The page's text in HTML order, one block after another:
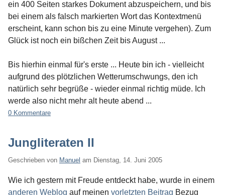
ein 400 Seiten starkes Dokument abzuspeichern, und bis
bei einem als falsch markierten Wort das Kontextmenü
erscheint, kann schon bis zu eine Minute vergehen). Zum
Glück ist noch ein bißchen Zeit bis August ...
Bis hierhin einmal für's erste ... Heute bin ich - vielleicht
aufgrund des plötzlichen Wetterumschwungs, den ich
natürlich sehr begrüße - wieder einmal richtig müde. Ich
werde also nicht mehr alt heute abend ...
0 Kommentare
Jungliteraten II
Geschrieben von Manuel am Dienstag, 14. Juni 2005
Wie ich gestern mit Freude entdeckt habe, wurde in einem
anderen Weblog auf meinen vorletzten Beitrag Bezug